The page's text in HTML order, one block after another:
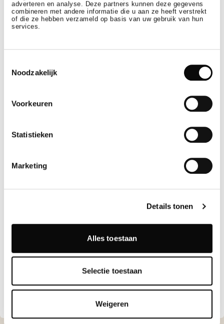
adverteren en analyse. Deze partners kunnen deze gegevens
combineren met andere informatie die u aan ze heeft verstrekt
of die ze hebben verzameld op basis van uw gebruik van hun
services.
Noodzakelijk
Voorkeuren
Statistieken
Marketing
Details tonen
Alles toestaan
Selectie toestaan
Weigeren
21 - 25
WEKELIJKSE YOGASESSIES IN DE BUITENLUCHT
SUN
AUG
WED
AUG
CULTUURTOCHT 2026